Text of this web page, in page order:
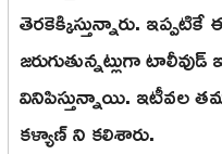
తెరకెక్కిస్తున్నారు.
జరుగుతున్నట్లుగా టాలీవుడ్
వినిపిస్తున్నాయి. ఇటీవల
కళ్యాణ్ ని కలిశారు.